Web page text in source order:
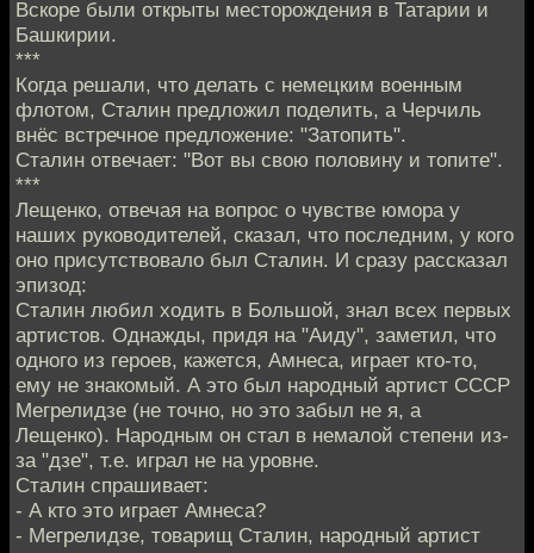
Вскоре были открыты месторождения в Татарии и
Башкирии.
***
Когда решали, что делать с немецким военным
флотом, Сталин предложил поделить, а Черчиль
внёс встречное предложение: "Затопить".
Сталин отвечает: "Вот вы свою половину и топите".
***
Лещенко, отвечая на вопрос о чувстве юмора у
наших руководителей, сказал, что последним, у кого
оно присутствовало был Сталин. И сразу рассказал
эпизод:
Сталин любил ходить в Большой, знал всех первых
артистов. Однажды, придя на "Аиду", заметил, что
одного из героев, кажется, Амнеса, играет кто-то,
ему не знакомый. А это был народный артист СССР
Мегрелидзе (не точно, но это забыл не я, а
Лещенко). Народным он стал в немалой степени из-
за "дзе", т.е. играл не на уровне.
Сталин спрашивает:
- А кто это играет Амнеса?
- Мегрелидзе, товарищ Сталин, народный артист